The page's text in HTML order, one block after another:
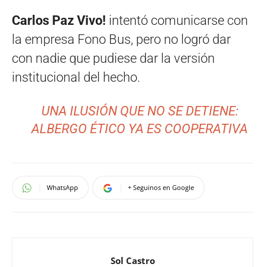
Carlos Paz Vivo! intentó comunicarse con
la empresa Fono Bus, pero no logró dar
con nadie que pudiese dar la versión
institucional del hecho.
UNA ILUSIÓN QUE NO SE DETIENE:
ALBERGO ÉTICO YA ES COOPERATIVA
WhatsApp + Seguinos en Google
Sol Castro